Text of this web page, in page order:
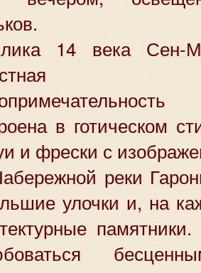
14 века
в готическом
и фрески с
реки
улочки и, на